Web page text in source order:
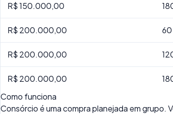
R$ 150.000,00
R$ 200.000,00 60
R$ 200.000,00
R$ 200.000,00
Como funciona
Consórcio é uma compra planejada em